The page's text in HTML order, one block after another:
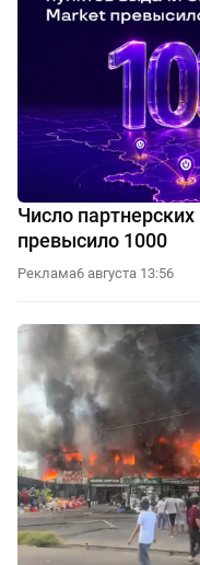
Число
превысило 1000
Реклама6 августа 13:56